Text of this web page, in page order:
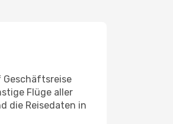
Geschäftsreise
Flüge aller
die Reisedaten in